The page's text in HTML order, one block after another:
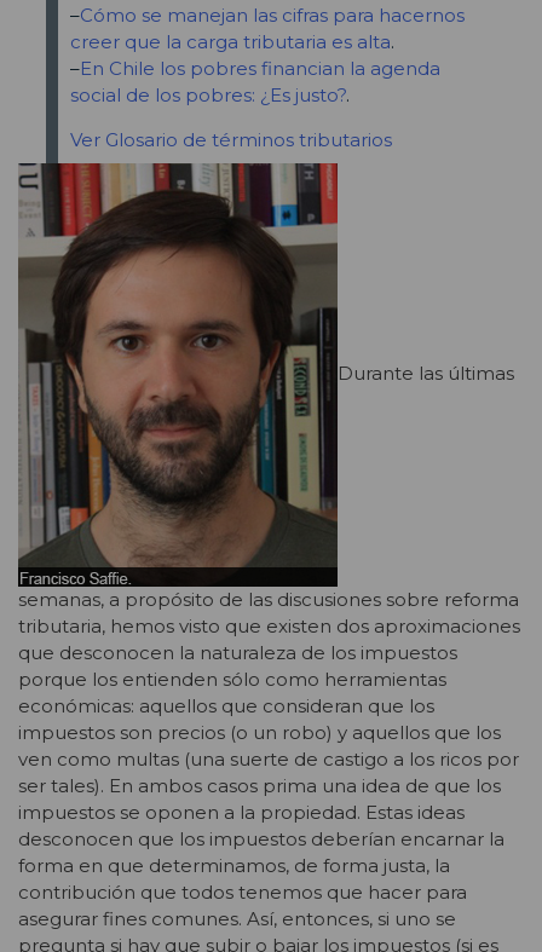
–Cómo se manejan las cifras para hacernos
creer que la carga tributaria es alta.
–En Chile los pobres financian la agenda
social de los pobres: ¿Es justo?.
Ver Glosario de términos tributarios
Durante las últimas
semanas, a propósito de las discusiones sobre reforma
tributaria, hemos visto que existen dos aproximaciones
que desconocen la naturaleza de los impuestos
porque los entienden sólo como herramientas
económicas: aquellos que consideran que los
impuestos son precios (o un robo) y aquellos que los
ven como multas (una suerte de castigo a los ricos por
ser tales). En ambos casos prima una idea de que los
impuestos se oponen a la propiedad. Estas ideas
desconocen que los impuestos deberían encarnar la
forma en que determinamos, de forma justa, la
contribución que todos tenemos que hacer para
asegurar fines comunes. Así, entonces, si uno se
pregunta si hay que subir o bajar los impuestos (si es